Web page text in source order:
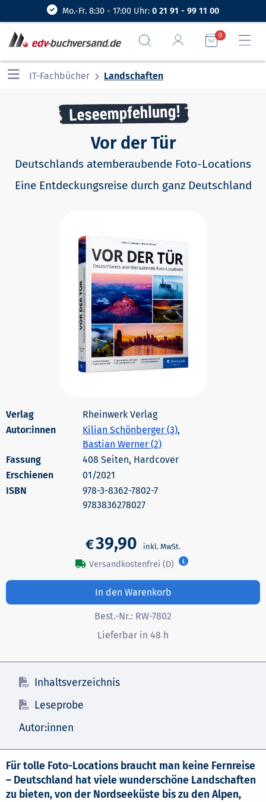
Mo.-Fr. 8:30 - 17:00 Uhr: 0 21 91 - 99 11 00
0
IT-Fachbücher Landschaften
Vor der Tür
Deutschlands atemberaubende Foto-Locations
Eine Entdeckungsreise durch ganz Deutschland
Rheinwerk Verlag
Autor:innen
Kilian Schönberger (3),
Bastian Werner (2)
408 Seiten, Hardcover
Erschienen
01/2021
978-3-8362-7802-7
9783836278027
€39,90
Versandkostenfrei (D)
In den Warenkorb
Best.-Nr.: RW-7802
Lieferbar in 48 h
Inhaltsverzeichnis
Leseprobe
Autor:innen
Für tolle Foto-Locations braucht man keine Fernreise
– Deutschland hat viele wunderschöne Landschaften
zu bieten, von der Nordseeküste bis zu den Alpen,